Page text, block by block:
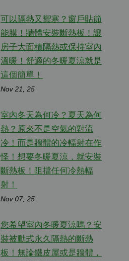
可以隔熱又禦寒？窗戶貼節
能膜！牆體安裝斷熱板！讓
房子大面積隔熱或保持室內
溫暖！舒適的冬暖夏涼就是
這個簡單！
Nov 21, 25
室內冬天為何冷？夏天為何
熱？原來不是空氣的對流
冷！而是牆體的冷輻射在作
怪！想要冬暖夏涼，就安裝
斷熱板！阻擋任何冷熱輻
射！
Nov 07, 25
您希望室內冬暖夏涼嗎？安
裝被動式永久隔熱的斷熱
板！無論鐵皮屋或是牆體，